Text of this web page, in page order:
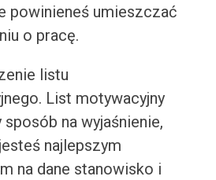
powinieneś umieszczać
o pracę.
listu
List motywacyjny
na wyjaśnienie,
najlepszym
na dane stanowisko i